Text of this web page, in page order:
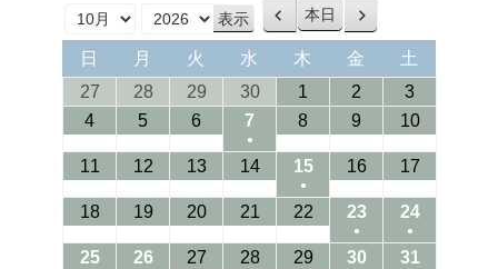
前
へ
本日
次
へ
日
曜
月
曜
火
曜
水
曜
木 金 土
日
2727/09/2026
2828/09/2026
2929/09/2026
3030/09/2026
1 01/10/2026
2 02/10/2026
303/10/
404/10/2026
505/10/2026
606/10/2026
7 07/10/2026
●
(1
event)
808/10/2026
9 09/10/2026
1010/10/
1111/10/2026
1212/10/2026
1313/10/2026
1414/10/2026
1515/10/2026
●
(1
event)
1616/10/2026
1717/10/
1818/10/2026
1919/10/2026
2020/10/2026
2121/10/2026
2222/10/2026
2323/10/2026
●
(1
2424/10/
●
(1
2525/10/2026
2626/10/2026
2727/10/2026
2828/10/2026
2929/10/2026
3030/10/2026
3131/10/